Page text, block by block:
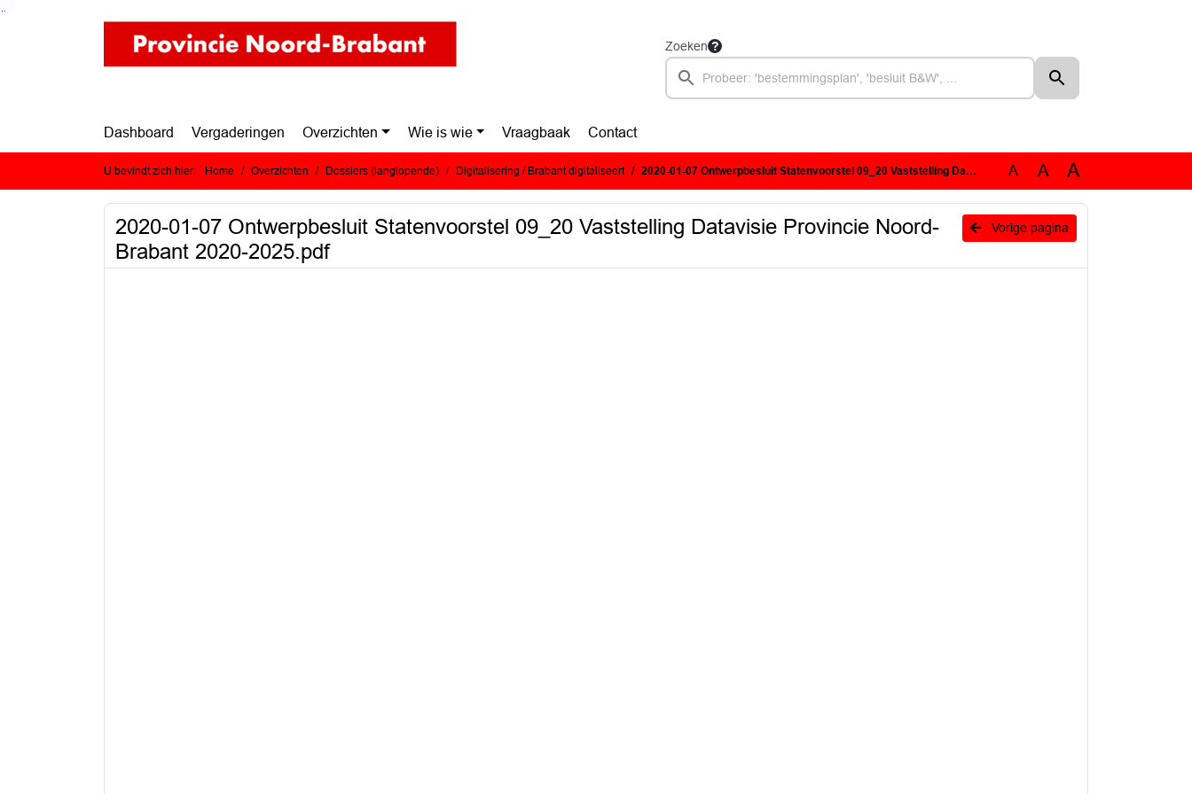
Ga naar de inhoud van deze pagina
Ga naar het zoeken
Ga naar het menu
Zoeken
Dashboard Vergaderingen Overzichten Wie is wie Vraagbaak Contact
U bevindt zich hier: Home Overzichten Dossiers (langlopende) Digitalisering / Brabant digitaliseert 2020-01-07 Ontwerpbesluit Statenvoorstel 09_20 Vaststelling Datavisie Provincie Noord-Brabant 2020-2025.pdf A A A
Vorige pagina
2020-01-07 Ontwerpbesluit Statenvoorstel 09_20 Vaststelling Datavisie Provincie Noord-
Brabant 2020-2025.pdf